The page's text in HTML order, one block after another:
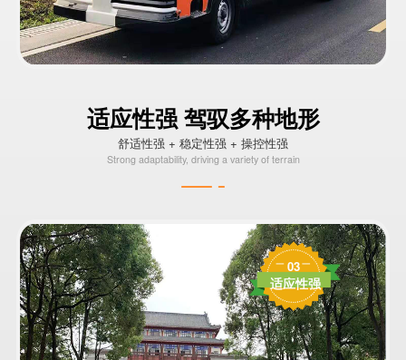
适应性强 驾驭多种地形
舒适性强 + 稳定性强 + 操控性强
Strong adaptability, driving a variety of terrain
03
适应性强